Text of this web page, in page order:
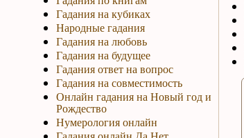
Гадания на кубиках
Народные гадания
Гадания на любовь
Гадания на будущее
Гадания ответ на вопрос
Гадания на совместимость
Онлайн гадания на Новый год и
Рождество
Нумерология онлайн